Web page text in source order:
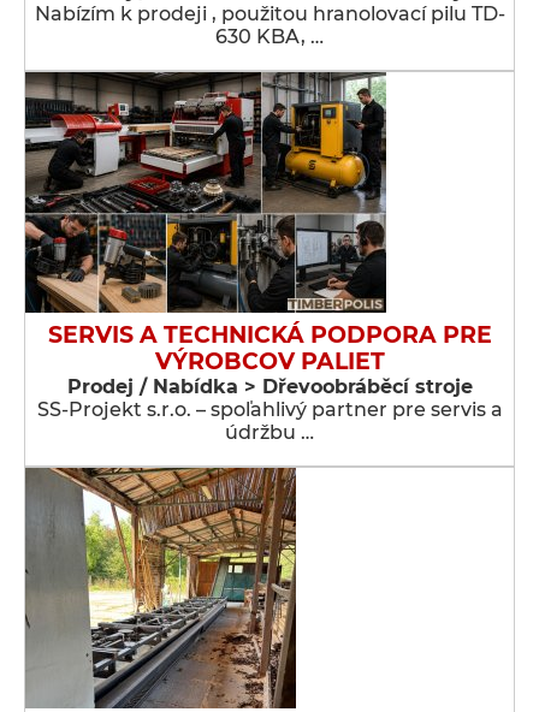
Nabízím k prodeji , použitou hranolovací pilu TD-
630 KBA, …
SERVIS A TECHNICKÁ PODPORA PRE
VÝROBCOV PALIET
Prodej / Nabídka > Dřevoobráběcí stroje
SS-Projekt s.r.o. – spoľahlivý partner pre servis a
údržbu …